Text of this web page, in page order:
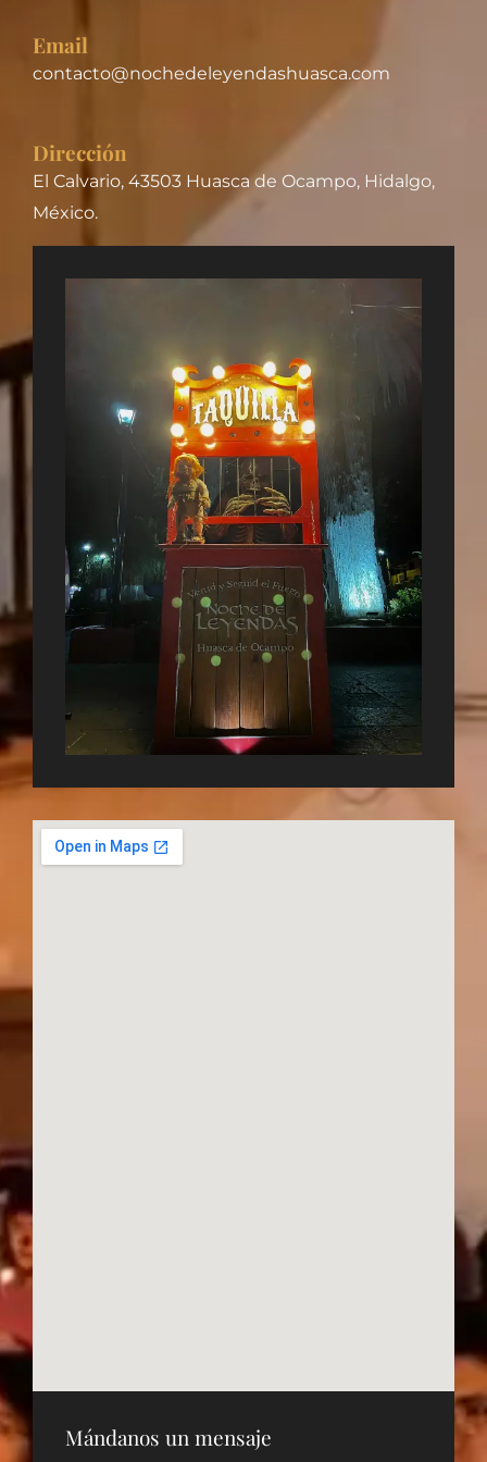
Email
contacto@nochedeleyendashuasca.com
Dirección
El Calvario, 43503 Huasca de Ocampo, Hidalgo,
México.
Mándanos un mensaje